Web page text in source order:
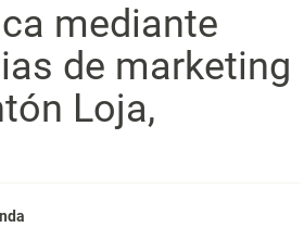
mediante
de marketing
Loja,